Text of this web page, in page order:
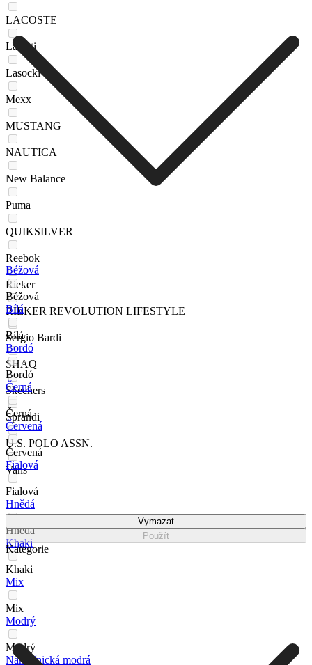
LACOSTE
Lanetti
Lasocki
Mexx
MUSTANG
NAUTICA
New Balance
Puma
QUIKSILVER
Reebok
Rieker
RIEKER REVOLUTION LIFESTYLE
Sergio Bardi
SHAQ
Skechers
Sprandi
U.S. POLO ASSN.
Vans
Béžová
Béžová
Bílá
Bílá
Bordó
Bordó
Černá
Černá
Červená
Červená
Fialová
Fialová
Hnědá
Hnědá
Khaki
Khaki
Mix
Mix
Modrý
Modrý
Námořnická modrá
Vymazat
Použít
Kategorie